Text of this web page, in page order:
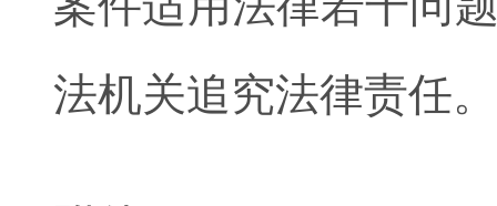
法机关追究法律责任。